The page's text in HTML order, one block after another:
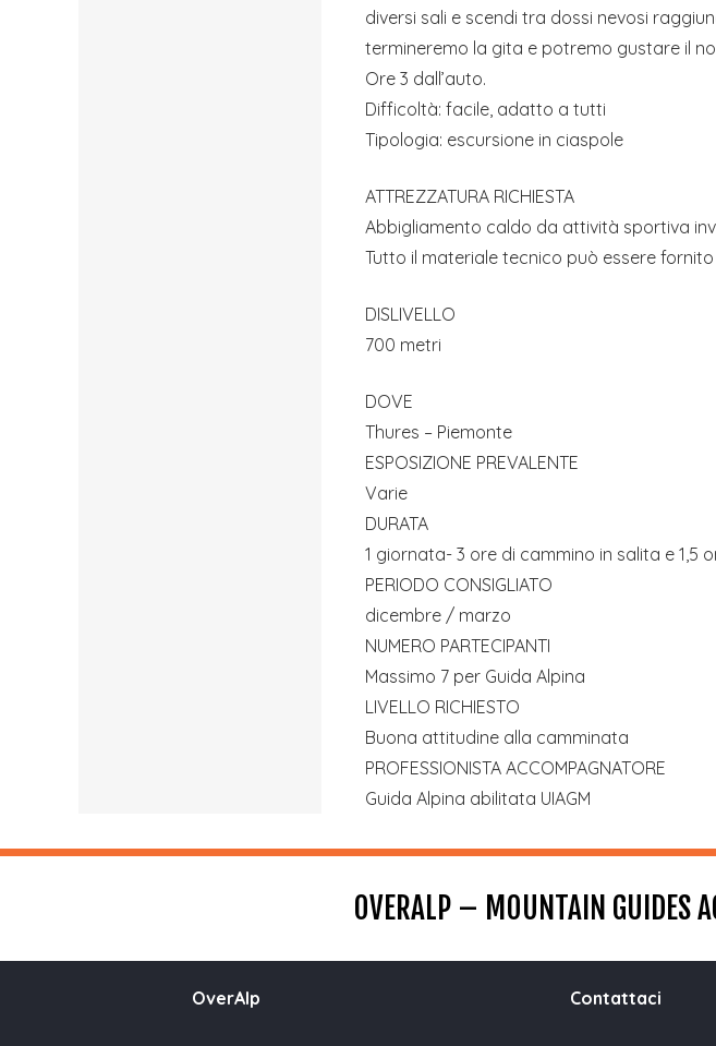
diversi sali e scendi tra dossi nevosi
termineremo la gita e potremo gustare il
Ore 3 dall’auto.
Difficoltà: facile, adatto a tutti
Tipologia: escursione in ciaspole
ATTREZZATURA RICHIESTA
Abbigliamento caldo da attività sportiva
Tutto il materiale tecnico può essere
DISLIVELLO
700 metri
DOVE
Thures – Piemonte
ESPOSIZIONE PREVALENTE
Varie
DURATA
1 giornata- 3 ore di cammino in salita e 1,5
PERIODO CONSIGLIATO
dicembre / marzo
NUMERO PARTECIPANTI
Massimo 7 per Guida Alpina
LIVELLO RICHIESTO
Buona attitudine alla camminata
PROFESSIONISTA ACCOMPAGNATORE
Guida Alpina abilitata UIAGM
OVERALP – MOUNTAIN GUIDES
OverAlp Contattaci